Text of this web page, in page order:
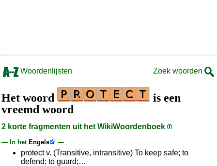
Woordenlijsten Zoek woorden
Het woord
is een
vreemd woord
2 korte fragmenten uit het WikiWoordenboek
— In het Engels —
protect v. (Transitive, intransitive) To keep safe; to
defend; to guard;…